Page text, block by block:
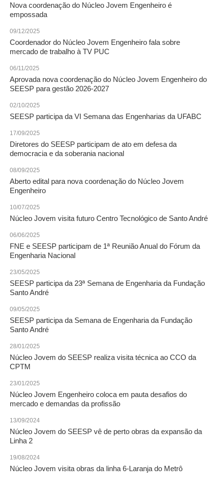
CONTRIBUIÇÕES
CONTRIBUIÇÃO ASSISTENCIAL
CONTRIBUIÇÃO ASSOCIATIVA OU ANUIDADE DE SÓCIO
REVISÃO DE APOSENTADORIA
FGTS EXPURGOS
FGTS CORREÇÃO
LEGISLAÇÃO
LEI 4.950-A/1966 – PISO SALARIAL
LEI 5.194/1966 – REGULAMENTAÇÃO DA PROFISSÃO
LEI 6.496/1977 – ART
RES 1.002/2002 – CÓDIGO DE ÉTICA
HOMOLOGAÇÕES
PISO SALARIAL
FIQUE POR DENTRO
APRESENTAÇÃO
EMPREGO E ESTÁGIO
AUTÔNOMOS E SERVIÇOS
GUIA DAS ENGENHARIAS
CONTATO
CURSOS
Nova coordenação do Núcleo Jovem Engenheiro é
empossada
09/12/2025
Coordenador do Núcleo Jovem Engenheiro fala sobre
mercado de trabalho à TV PUC
06/11/2025
Aprovada nova coordenação do Núcleo Jovem Engenheiro do
SEESP para gestão 2026-2027
02/10/2025
SEESP participa da VI Semana das Engenharias da UFABC
17/09/2025
Diretores do SEESP participam de ato em defesa da
democracia e da soberania nacional
08/09/2025
Aberto edital para nova coordenação do Núcleo Jovem
Engenheiro
10/07/2025
Núcleo Jovem visita futuro Centro Tecnológico de Santo André
06/06/2025
FNE e SEESP participam de 1ª Reunião Anual do Fórum da
Engenharia Nacional
23/05/2025
SEESP participa da 23ª Semana de Engenharia da Fundação
Santo André
09/05/2025
SEESP participa da Semana de Engenharia da Fundação
Santo André
28/01/2025
Núcleo Jovem do SEESP realiza visita técnica ao CCO da
CPTM
23/01/2025
Núcleo Jovem Engenheiro coloca em pauta desafios do
mercado e demandas da profissão
13/09/2024
Núcleo Jovem do SEESP vê de perto obras da expansão da
Linha 2
19/08/2024
Núcleo Jovem visita obras da linha 6-Laranja do Metrô